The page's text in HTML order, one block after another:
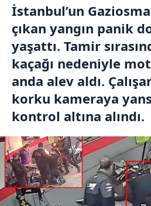
İstanbul’un
çıkan yangın panik
yaşattı. Tamir
kaçağı nedeniyle
anda alev aldı.
korku kameraya
kontrol altına alındı.